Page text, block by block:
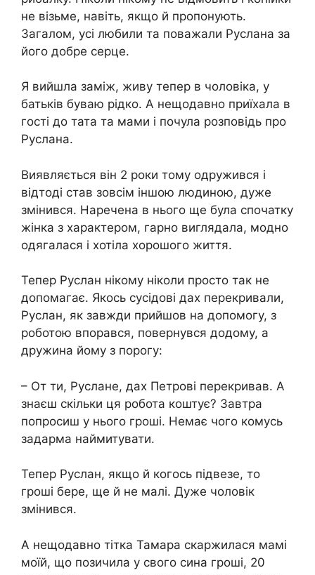
не візьме, навіть, якщо й пропонують.
Загалом, усі любили та поважали Руслана за
його добре серце.
Я вийшла заміж, живу тепер в чоловіка, у
батьків буваю рідко. А нещодавно приїхала в
гості до тата та мами і почула розповідь про
Руслана.
Виявляється він 2 роки тому одружився і
відтоді став зовсім іншою людиною, дуже
змінився. Наречена в нього ще була спочатку
жінка з характером, гарно виглядала, модно
одягалася і хотіла хорошого життя.
Тепер Руслан нікому ніколи просто так не
допомагає. Якось сусідові дах перекривали,
Руслан, як завжди прийшов на допомогу, з
роботою впорався, повернувся додому, а
дружина йому з порогу:
– От ти, Руслане, дах Петрові перекривав. А
знаєш скільки ця робота коштує? Завтра
попросиш у нього гроші. Немає чого комусь
задарма наймитувати.
Тепер Руслан, якщо й когось підвезе, то
гроші бере, ще й не малі. Дуже чоловік
змінився.
А нещодавно тітка Тамара скаржилася мамі
моїй, що позичила у свого сина гроші, 20